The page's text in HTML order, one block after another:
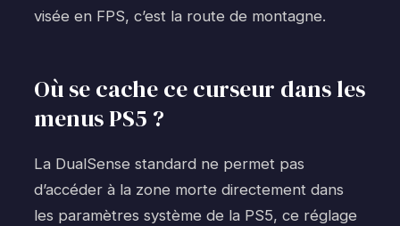
visée en FPS, c’est la route de montagne.
Où se cache ce curseur dans les
menus PS5 ?
La DualSense standard ne permet pas
d’accéder à la zone morte directement dans
les paramètres système de la PS5, ce réglage